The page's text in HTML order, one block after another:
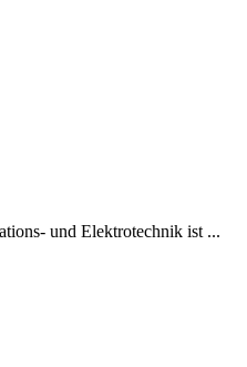
und Elektrotechnik ist ...